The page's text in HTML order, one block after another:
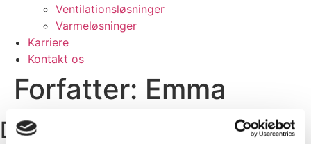
Ventilationsløsninger
Varmeløsninger
Karriere
Kontakt os
Forfatter: Emma
Du finder os også her